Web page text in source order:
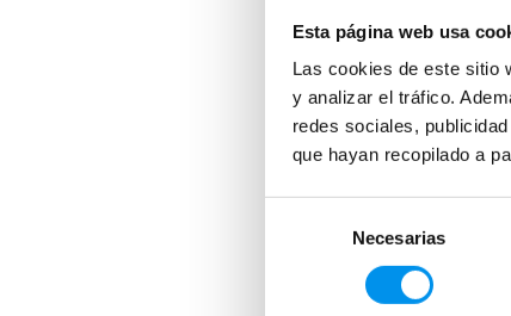
Esta página web usa
Las cookies de este sitio
y analizar el tráfico.
redes sociales,
que hayan recopilado a
consentimiento
Necesarias